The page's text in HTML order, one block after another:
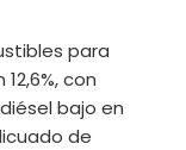
para
con
bajo en
de